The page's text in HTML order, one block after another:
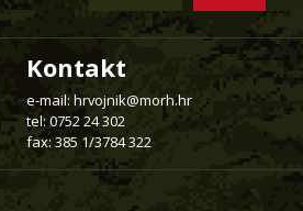
Kontakt
e-mail: hrvojnik@morh.hr
tel: 0752 24 302
fax: 385 1/3784 322